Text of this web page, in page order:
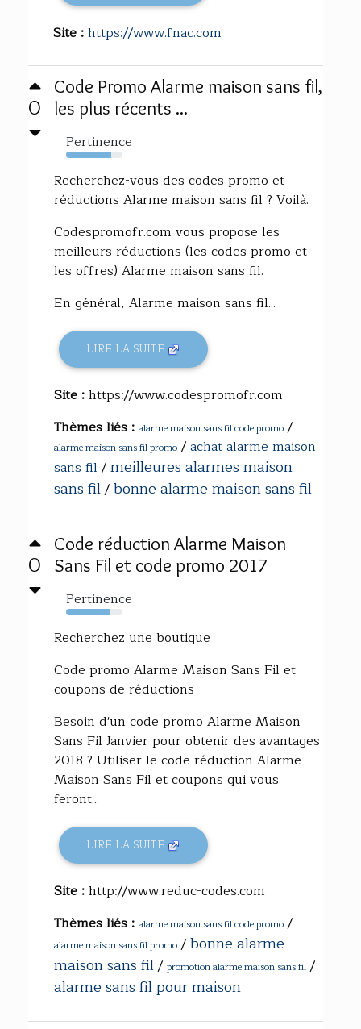
Site :https://www.fnac.com
0
Code Promo Alarme maison sans fil,
les plus récents ...
Pertinence
80%
Recherchez-vous des codes promo et
réductions Alarme maison sans fil ? Voilà.
Codespromofr.com vous propose les
meilleurs réductions (les codes promo et
les offres) Alarme maison sans fil.
En général, Alarme maison sans fil...
LIRE LA SUITE
Site :https://www.codespromofr.com
Thèmes liés : alarme maison sans fil code promo /
alarme maison sans fil promo /achat alarme maison
sans fil/meilleures alarmes maison
sans fil/bonne alarme maison sans fil
0
Code réduction Alarme Maison
Sans Fil et code promo 2017
Pertinence
79%
Recherchez une boutique
Code promo Alarme Maison Sans Fil et
coupons de réductions
Besoin d'un code promo Alarme Maison
Sans Fil Janvier pour obtenir des avantages
2018 ? Utiliser le code réduction Alarme
Maison Sans Fil et coupons qui vous
feront...
LIRE LA SUITE
Site :http://www.reduc-codes.com
Thèmes liés : alarme maison sans fil code promo /
alarme maison sans fil promo /bonne alarme
maison sans fil/ promotion alarme maison sans fil /
alarme sans fil pour maison